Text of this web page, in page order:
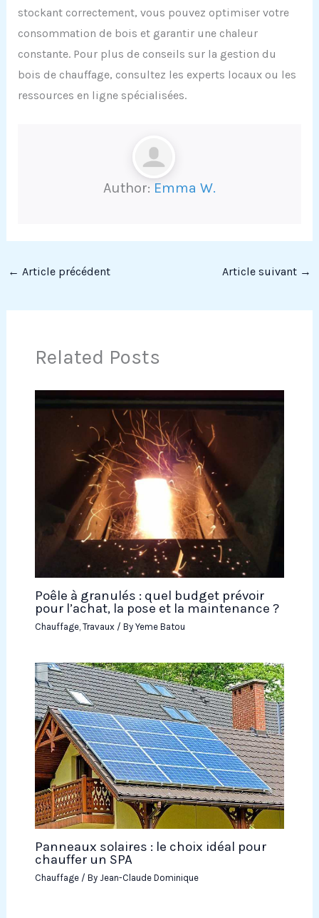
stockant correctement, vous pouvez optimiser votre
consommation de bois et garantir une chaleur
constante. Pour plus de conseils sur la gestion du
bois de chauffage, consultez les experts locaux ou les
ressources en ligne spécialisées.
Author: Emma W.
← Article précédent Article suivant →
Related Posts
Poêle à granulés : quel budget prévoir
pour l’achat, la pose et la maintenance ?
Chauffage, Travaux/ By Yeme Batou
Panneaux solaires : le choix idéal pour
chauffer un SPA
Chauffage/ By Jean-Claude Dominique